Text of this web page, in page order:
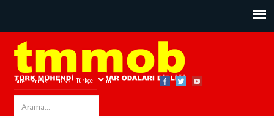
Site Haritası RSS Bize Ulaşın